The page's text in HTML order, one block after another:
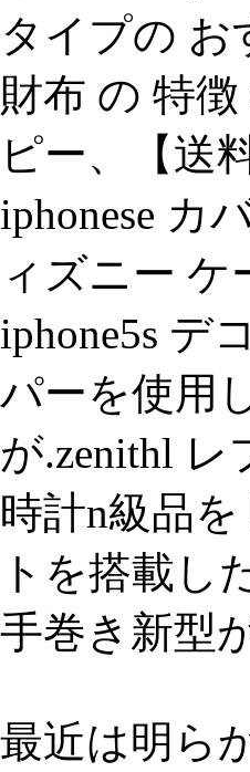
タイプの お
財布 の 特
ピー、【送
iphonese カ
ィズニー ケ
iphone5s デ
パーを使用
が.zenithl
時計n級品
トを搭載し
手巻き新型
最近は明ら